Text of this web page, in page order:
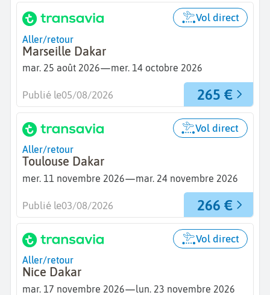
Aller/retour
Marseille Dakar
mar. 25 août 2026—mer. 14 octobre 2026
Vol direct
265 €
Publié le05/08/2026
Aller/retour
Toulouse Dakar
mer. 11 novembre 2026—mar. 24 novembre 2026
Vol direct
266 €
Publié le03/08/2026
Aller/retour
Nice Dakar
mar. 17 novembre 2026—lun. 23 novembre 2026
Vol direct